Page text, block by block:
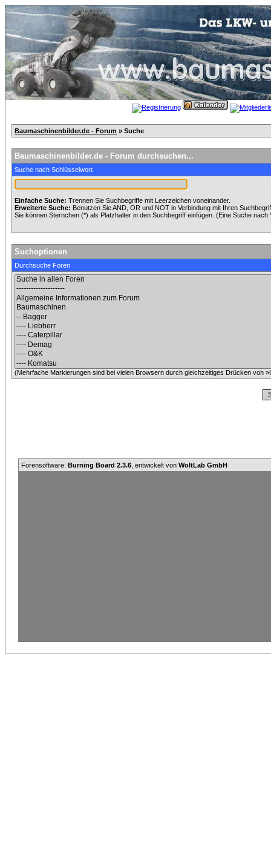
Baumaschinenbilder.de - Forum » Suche
Baumaschinenbilder.de - Forum durchsuchen...
Suche nach Schlüsselwort
Einfache Suche: Trennen Sie Suchbegriffe mit Leerzeichen voneinander.
Erweiterte Suche: Benutzen Sie AND, OR und NOT in Verbindung mit Ihren
Sie können Sternchen (*) als Platzhalter in den Suchbegriff einfügen. (Eine Suche
Suchoptionen
Durchsuche Foren
(Mehrfache Markierungen sind bei vielen Browsern durch gleichzeitiges Drücken von
Forensoftware: Burning Board 2.3.6 , entwickelt von WoltLab GmbH